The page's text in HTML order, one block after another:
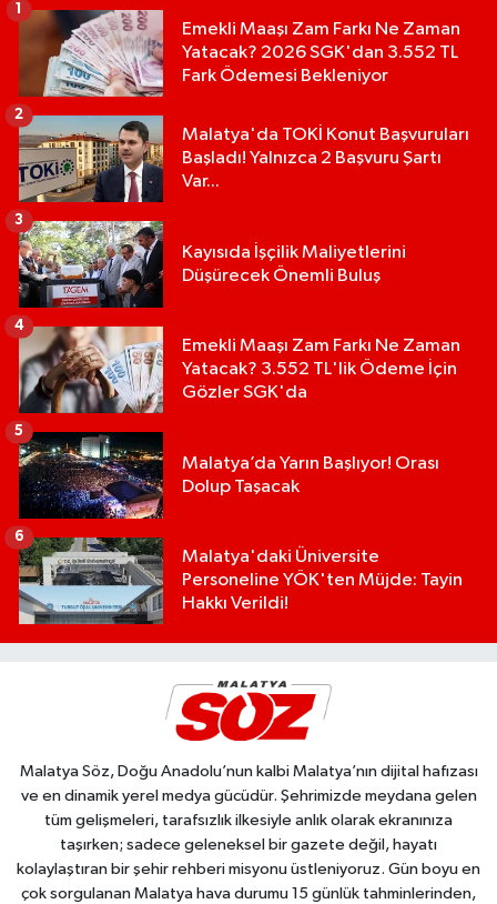
Emekli Maaşı Zam Farkı Ne Zaman
Yatacak? 2026 SGK'dan 3.552 TL
Fark Ödemesi Bekleniyor
1
Malatya'da TOKİ Konut Başvuruları
Başladı! Yalnızca 2 Başvuru Şartı
Var...
2
Kayısıda İşçilik Maliyetlerini
Düşürecek Önemli Buluş
3
Emekli Maaşı Zam Farkı Ne Zaman
Yatacak? 3.552 TL'lik Ödeme İçin
Gözler SGK'da
4
Malatya’da Yarın Başlıyor! Orası
Dolup Taşacak
5
Malatya'daki Üniversite
Personeline YÖK'ten Müjde: Tayin
Hakkı Verildi!
6
Malatya Söz, Doğu Anadolu’nun kalbi Malatya’nın dijital hafızası
ve en dinamik yerel medya gücüdür. Şehrimizde meydana gelen
tüm gelişmeleri, tarafsızlık ilkesiyle anlık olarak ekranınıza
taşırken; sadece geleneksel bir gazete değil, hayatı
kolaylaştıran bir şehir rehberi misyonu üstleniyoruz. Gün boyu en
çok sorgulanan Malatya hava durumu 15 günlük tahminlerinden,